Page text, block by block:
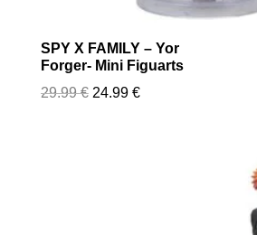
SPY X FAMILY – Yor
Forger- Mini Figuarts
29.99€ Le
24.99 €Le